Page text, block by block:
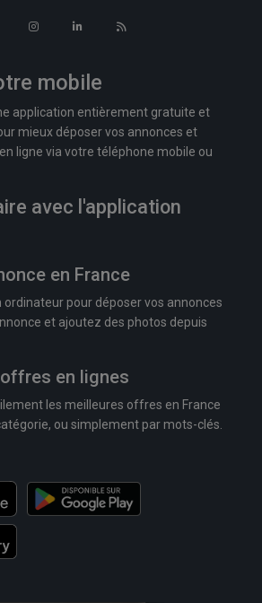
mobile
application entièrement gratuite et
mieux déposer vos annonces et
ligne via votre téléphone mobile ou
avec l'application
en France
ordinateur pour déposer vos annonces
et ajoutez des photos depuis
en lignes
les meilleures offres en France
ou simplement par mots-clés.